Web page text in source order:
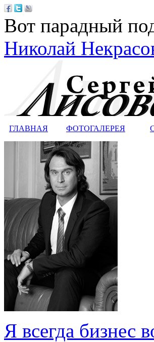
Вот парадный
Николай
ГЛАВНАЯ ФОТОГАЛЕРЕЯ
Я всегда бизнес